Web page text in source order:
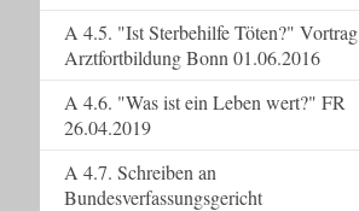
A 4.5. "Ist Sterbehilfe Töten?" Vortrag
Arztfortbildung Bonn 01.06.2016
A 4.6. "Was ist ein Leben wert?" FR
26.04.2019
A 4.7. Schreiben an
Bundesverfassungsgericht